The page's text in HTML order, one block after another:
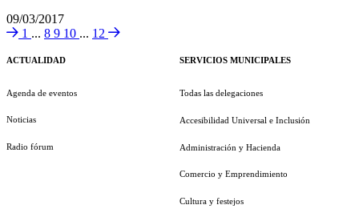
09/03/2017
1 ... 8 9 10 ... 12
ACTUALIDAD
Agenda de eventos
Noticias
Radio fórum
SERVICIOS MUNICIPALES
Todas las delegaciones
Accesibilidad Universal e Inclusión
Administración y Hacienda
Comercio y Emprendimiento
Cultura y festejos